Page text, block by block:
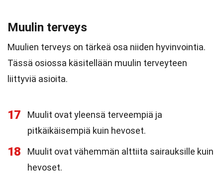
Muulin terveys
Muulien terveys on tärkeä osa niiden hyvinvointia.
Tässä osiossa käsitellään muulin terveyteen
liittyviä asioita.
17
Muulit ovat yleensä terveempiä ja
pitkäikäisempiä kuin hevoset.
18
Muulit ovat vähemmän alttiita sairauksille kuin
hevoset.